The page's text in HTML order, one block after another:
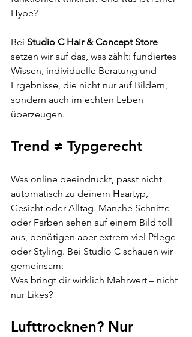
Hype?
Bei Studio C Hair & Concept Store
setzen wir auf das, was zählt: fundiertes
Wissen, individuelle Beratung und
Ergebnisse, die nicht nur auf Bildern,
sondern auch im echten Leben
überzeugen.
Trend ≠ Typgerecht
Was online beeindruckt, passt nicht
automatisch zu deinem Haartyp,
Gesicht oder Alltag. Manche Schnitte
oder Farben sehen auf einem Bild toll
aus, benötigen aber extrem viel Pflege
oder Styling. Bei Studio C schauen wir
gemeinsam:
Was bringt dir wirklich Mehrwert – nicht
nur Likes?
Lufttrocknen? Nur